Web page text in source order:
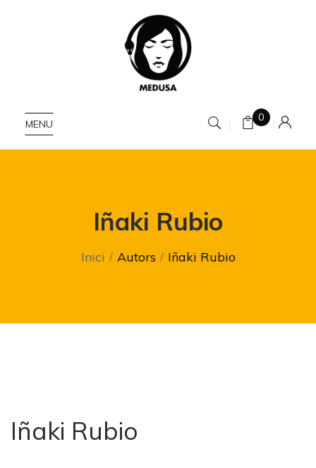
MENU
0
Iñaki Rubio
Inici Autors Iñaki Rubio
Iñaki Rubio